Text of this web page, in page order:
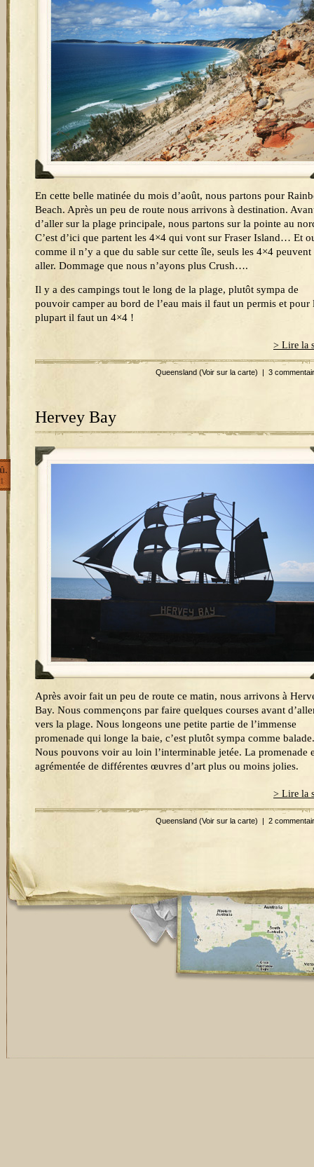
En cette belle matinée du mois d’août, nous partons pour
Beach. Après un peu de route nous arrivons à destination.
d’aller sur la plage principale, nous partons sur la pointe au
C’est d’ici que partent les 4×4 qui vont sur Fraser Island… Et
comme il n’y a que du sable sur cette île, seuls les 4×4 peuvent
aller. Dommage que nous n’ayons plus Crush….
Il y a des campings tout le long de la plage, plutôt sympa de
pouvoir camper au bord de l’eau mais il faut un permis et pour
plupart il faut un 4×4 !
> Lire la
Queensland (Voir sur la carte) | 3
Hervey Bay
Après avoir fait un peu de route ce matin, nous arrivons à
Bay. Nous commençons par faire quelques courses avant
vers la plage. Nous longeons une petite partie de l’immense
promenade qui longe la baie, c’est plutôt sympa comme balade.
Nous pouvons voir au loin l’interminable jetée. La promenade
agrémentée de différentes œuvres d’art plus ou moins jolies.
> Lire la
Queensland (Voir sur la carte) | 2